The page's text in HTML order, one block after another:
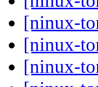
[ninux-
[ninux-
[ninux-